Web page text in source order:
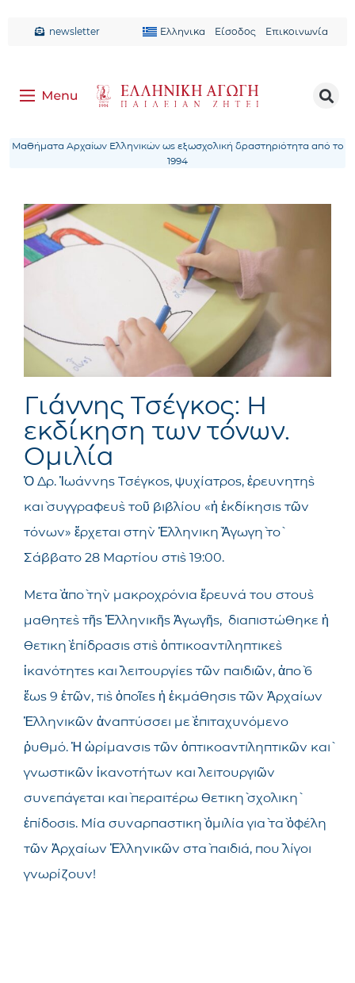
newsletter Ελληνικα Είσοδος Επικοινωνία
Μαθήματα Αρχαίων Ελληνικών ως εξωσχολική δραστηριότητα από το
1994
Γιάννης Τσέγκος: Η
εκδίκηση των τόνων.
Ομιλία
Ὁ Δρ. Ἰωάννης Τσέγκος, ψυχίατρος, ἐρευνητὴς
καὶ συγγραφεὺς τοῦ βιβλίου «ἡ ἐκδίκησις τῶν
τόνων» ἔρχεται στὴν Ἑλληνικὴ Ἀγωγὴ τὸ
Σάββατο 28 Μαρτίου στὶς 19:00.
Μετὰ ἀπὸ τὴν μακροχρόνια ἔρευνά του στοὺς
μαθητὲς τῆς Ἑλληνικῆς Ἀγωγῆς, διαπιστώθηκε ἡ
θετικὴ ἐπίδρασις στὶς ὀπτικοαντιληπτικὲς
ἱκανότητες καὶ λειτουργίες τῶν παιδιῶν, ἀπὸ 6
ἕως 9 ἐτῶν, τὶς ὁποῖες ἡ ἐκμάθησις τῶν Ἀρχαίων
Ἑλληνικῶν ἀναπτύσσει μὲ ἐπιταχυνόμενο
ῥυθμό. Ἡ ὡρίμανσις τῶν ὀπτικοαντιληπτικῶν καὶ
γνωστικῶν ἱκανοτήτων καὶ λειτουργιῶν
συνεπάγεται καὶ περαιτέρω θετικὴ σχολικὴ
ἐπίδοσις. Μία συναρπαστικὴ ὀμιλία γιὰ τὰ ὁφέλη
τῶν Ἀρχαίων Ἑλληνικῶν στὰ παιδιά, ποὺ λίγοι
γνωρίζουν!